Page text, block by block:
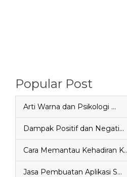
Popular Post
Arti Warna dan Psikologi …
Dampak Positif dan Negati…
Cara Memantau Kehadiran
Jasa Pembuatan Aplikasi S…